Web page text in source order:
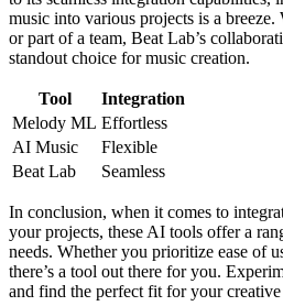
music into various projects is a breeze.
or part of a team, Beat Lab’s
standout choice for music creation.
Tool
Integration
Melody ML Effortless
AI Music
Flexible
Beat Lab
Seamless
In conclusion, when it comes to
your projects, these AI tools offer a
needs. Whether you prioritize ease of
there’s a tool out there for you.
and find the perfect fit for your creative